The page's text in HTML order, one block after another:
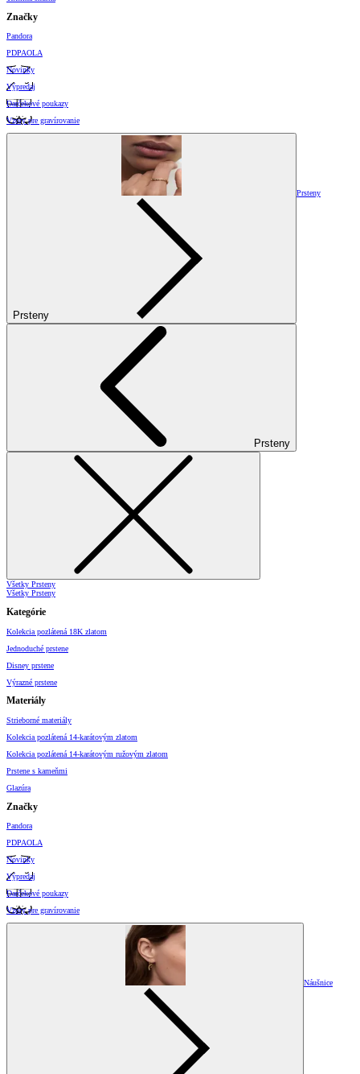
Značky
Pandora
PDPAOLA
Novinky
Výpredaj
Darčekové poukazy
Vzory pre gravírovanie
Prsteny
Prsteny
Prsteny
Všetky Prsteny
Všetky Prsteny
Kategórie
Kolekcia pozlátená 18K zlatom
Jednoduché prstene
Disney prstene
Výrazné prstene
Materiály
Strieborné materiály
Kolekcia pozlátená 14-karátovým zlatom
Kolekcia pozlátená 14-karátovým ružovým zlatom
Prstene s kameňmi
Glazúra
Značky
Pandora
PDPAOLA
Novinky
Výpredaj
Darčekové poukazy
Vzory pre gravírovanie
Náušnice